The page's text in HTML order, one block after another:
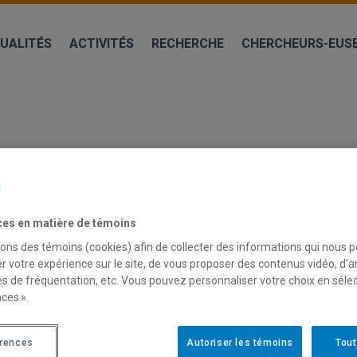
ACTIVITÉS RECHERCHE CHERCHEURS-
FINANCIÈRES
en matière de témoins
des témoins (cookies) afin de collecter des informations qui nous
votre expérience sur le site, de vous proposer des contenus vidéo,
de fréquentation, etc. Vous pouvez personnaliser votre choix en
».
Autoriser les témoins